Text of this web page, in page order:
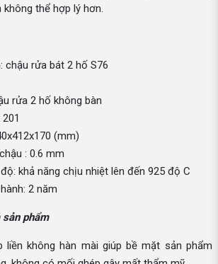
thể hợp lý hơn.
chậu rửa bát 2 hố S76
rửa 2 hố không bàn
(mm)
: 0.6 mm
khả năng chịu nhiệt lên đến 925 độ C
2 năm
phẩm
liền không hàn mài giúp bề mặt sản phẩm